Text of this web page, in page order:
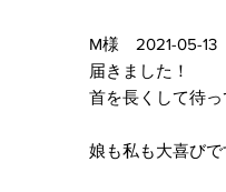
M様 2021-05-13
届きました！
首を長くして待っ
娘も私も大喜びで